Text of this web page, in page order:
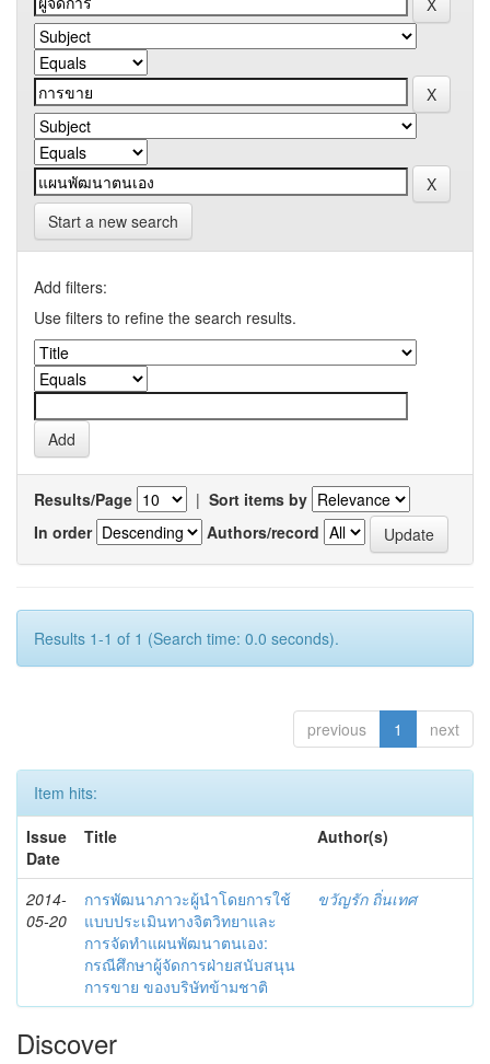
Start a new search
Add filters:
Use filters to refine the search results.
Results/Page | Sort items by
In order
Authors/record
Results 1-1 of 1 (Search time: 0.0 seconds).
previous 1 next
Item hits:
Issue
Date
Title Author(s)
2014-
05-20
การพัฒนาภาวะผู้นำโดยการใช้
แบบประเมินทางจิตวิทยาและ
การจัดทำแผนพัฒนาตนเอง:
กรณีศึกษาผู้จัดการฝ่ายสนับสนุน
การขาย ของบริษัทข้ามชาติ
ขวัญรัก ถิ่นเทศ
Discover